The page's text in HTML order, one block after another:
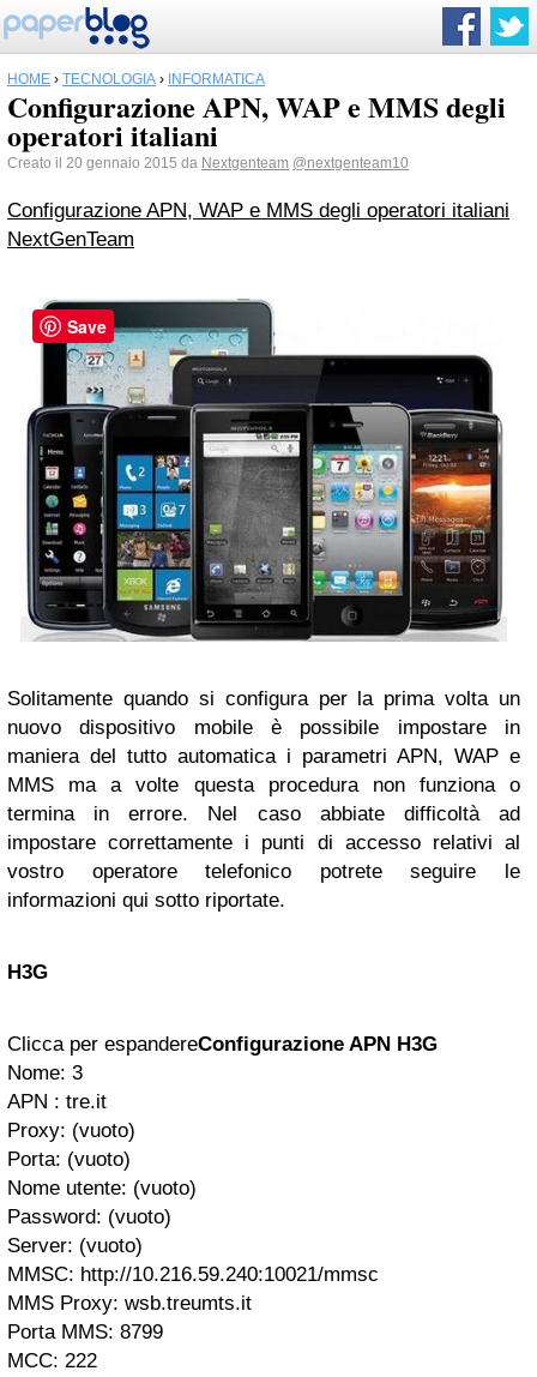
HOME › TECNOLOGIA › INFORMATICA
Configurazione APN, WAP e MMS degli
operatori italiani
Creato il 20 gennaio 2015 da Nextgenteam @nextgenteam10
Configurazione APN, WAP e MMS degli operatori italiani
NextGenTeam
Solitamente quando si configura per la prima volta un
nuovo dispositivo mobile è possibile impostare in
maniera del tutto automatica i parametri APN, WAP e
MMS ma a volte questa procedura non funziona o
termina in errore. Nel caso abbiate difficoltà ad
impostare correttamente i punti di accesso relativi al
vostro operatore telefonico potrete seguire le
informazioni qui sotto riportate.
H3G
Clicca per espandereConfigurazione APN H3G
Nome: 3
APN : tre.it
Proxy: (vuoto)
Porta: (vuoto)
Nome utente: (vuoto)
Password: (vuoto)
Server: (vuoto)
MMSC: http://10.216.59.240:10021/mmsc
MMS Proxy: wsb.treumts.it
Porta MMS: 8799
MCC: 222
Save